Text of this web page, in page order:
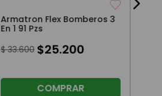
Armatron Flex Bomberos 3
En 1 91 Pzs
$ 33.600 $25.200
COMPRAR